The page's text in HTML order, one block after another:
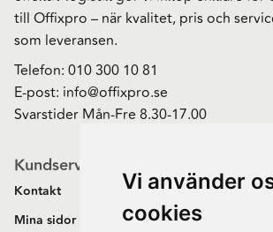
Vi använder
cookies
till Offixpro – när kvalitet, pris och
som leveransen.
Telefon: 010 300 10 81
E-post: info@offixpro.se
Svarstider Mån-Fre 8.30-17.00
Kundservice
Kontakt
Mina sidor